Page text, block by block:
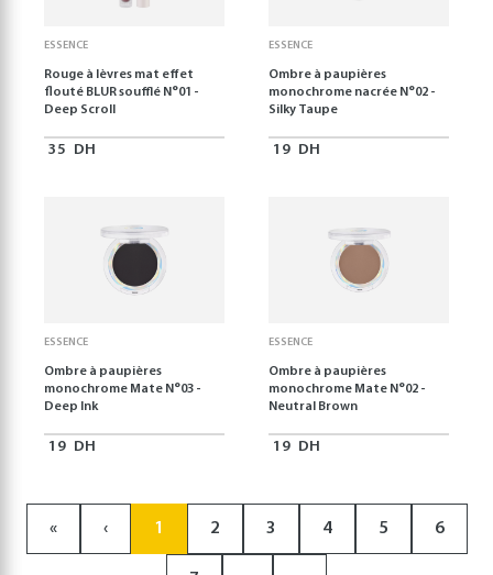
ESSENCE
Rouge à lèvres mat effet
flouté BLUR soufflé N°01 -
Deep Scroll
35 DH
ESSENCE
Ombre à paupières
monochrome nacrée N°02 -
Silky Taupe
19 DH
ESSENCE
Ombre à paupières
monochrome Mate N°03 -
Deep Ink
19 DH
ESSENCE
Ombre à paupières
monochrome Mate N°02 -
Neutral Brown
19 DH
« ‹ 1 2 3 4 5 6